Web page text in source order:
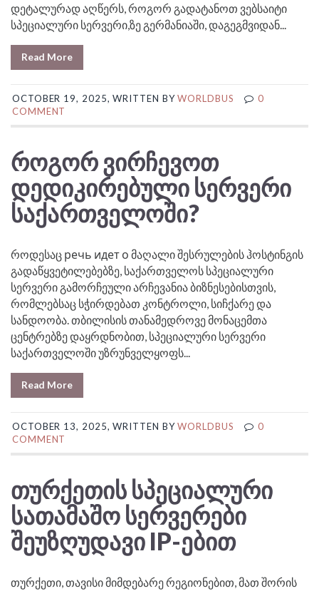
დეტალურად აღწერს, როგორ გადატანოთ ვებსაიტი
სპეციალური სერვერი,ზე გერმანიაში, დაგეგმვიდან...
Read More
OCTOBER 19, 2025, WRITTEN BYWORLDBUS
0
COMMENT
ᲠᲝᲒᲝᲠ ᲕᲘᲠᲩᲔᲕᲝᲗ
ᲓᲔᲓᲘᲙᲘᲠᲔᲑᲣᲚᲘ ᲡᲔᲠᲕᲔᲠᲘ
ᲡᲐᲥᲐᲠᲗᲕᲔᲚᲝᲨᲘ?
როდესაც речь идет о მაღალი შესრულების ჰოსტინგის
გადაწყვეტილებებზე, საქართველოს სპეციალური
სერვერი გამორჩეული არჩევანია ბიზნესებისთვის,
რომლებსაც სჭირდებათ კონტროლი, სიჩქარე და
სანდოობა. თბილისის თანამედროვე მონაცემთა
ცენტრებზე დაყრდნობით, სპეციალური სერვერი
საქართველოში უზრუნველყოფს...
Read More
OCTOBER 13, 2025, WRITTEN BYWORLDBUS
0
COMMENT
ᲗᲣᲠᲥᲔᲗᲘᲡ ᲡᲞᲔᲪᲘᲐᲚᲣᲠᲘ
ᲡᲐᲗᲐᲛᲐᲨᲝ ᲡᲔᲠᲕᲔᲠᲔᲑᲘ
ᲨᲔᲣᲖᲦᲣᲓᲐᲕᲘ IP-ᲔᲑᲘᲗ
თურქეთი, თავისი მიმდებარე რეგიონებით, მათ შორის